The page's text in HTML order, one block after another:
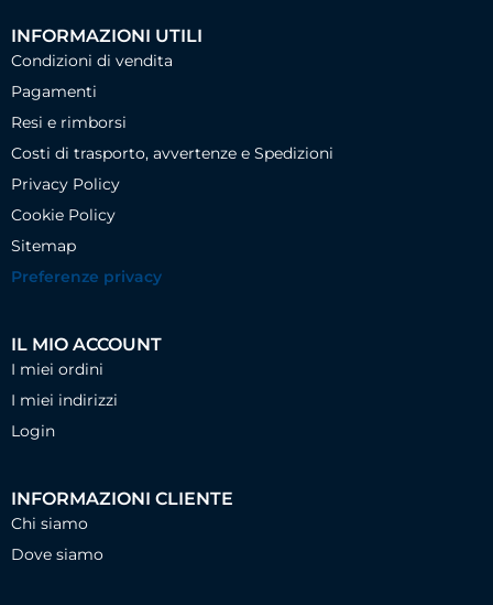
INFORMAZIONI UTILI
Condizioni di vendita
Pagamenti
Resi e rimborsi
Costi di trasporto, avvertenze e Spedizioni
Privacy Policy
Cookie Policy
Sitemap
Preferenze privacy
IL MIO ACCOUNT
I miei ordini
I miei indirizzi
Login
INFORMAZIONI CLIENTE
Chi siamo
Dove siamo